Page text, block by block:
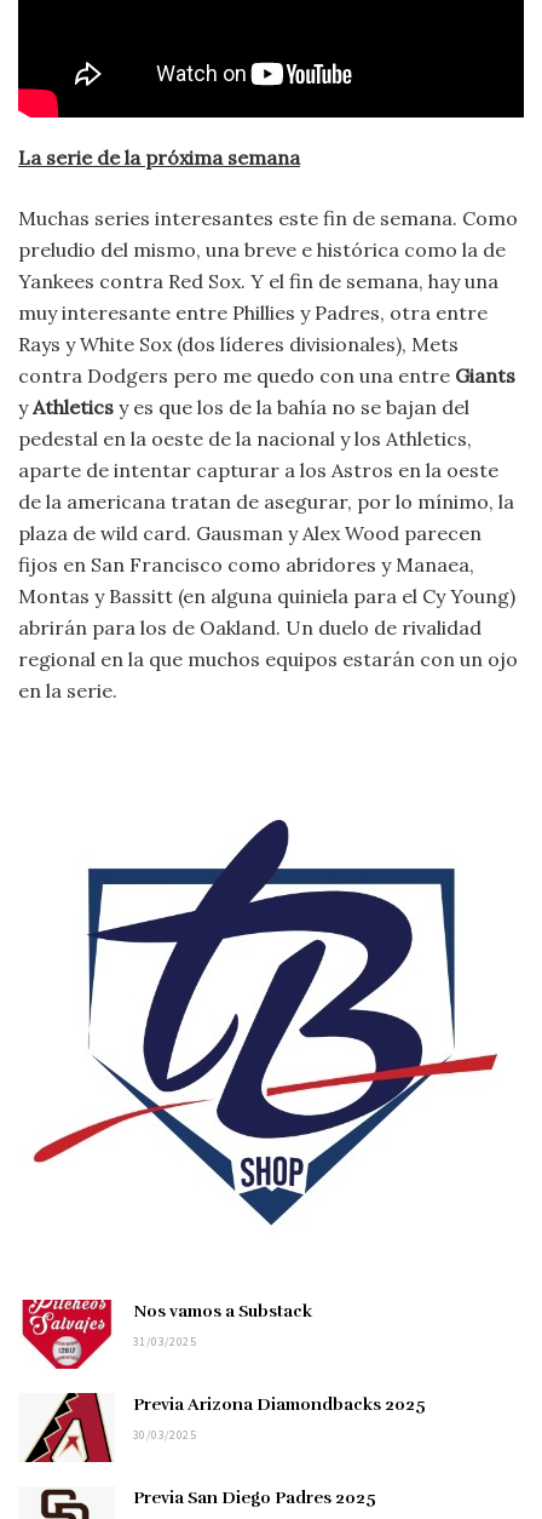
La serie de la próxima semana
Muchas series interesantes este fin de semana. Como
preludio del mismo, una breve e histórica como la de
Yankees contra Red Sox. Y el fin de semana, hay una
muy interesante entre Phillies y Padres, otra entre
Rays y White Sox (dos líderes divisionales), Mets
contra Dodgers pero me quedo con una entre Giants
yAthletics y es que los de la bahía no se bajan del
pedestal en la oeste de la nacional y los Athletics,
aparte de intentar capturar a los Astros en la oeste
de la americana tratan de asegurar, por lo mínimo, la
plaza de wild card. Gausman y Alex Wood parecen
fijos en San Francisco como abridores y Manaea,
Montas y Bassitt (en alguna quiniela para el Cy Young)
abrirán para los de Oakland. Un duelo de rivalidad
regional en la que muchos equipos estarán con un ojo
en la serie.
Nos vamos a Substack
31/03/2025
Previa Arizona Diamondbacks 2025
30/03/2025
Previa San Diego Padres 2025